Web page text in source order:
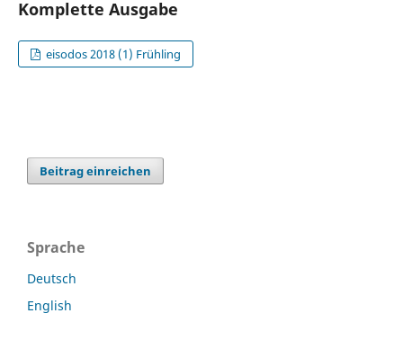
Komplette Ausgabe
eisodos 2018 (1) Frühling
Beitrag einreichen
Sprache
Deutsch
English